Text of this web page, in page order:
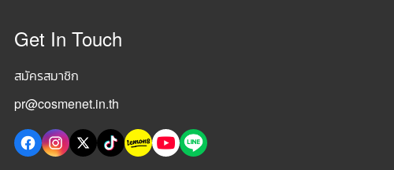
Get In Touch
สมัครสมาชิก
pr@cosmenet.in.th